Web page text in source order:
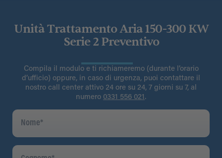
Unità Trattamento Aria 150-300 KW
Serie 2 Preventivo
Compila il modulo e ti richiameremo (durante l’orario
d’ufficio) oppure, in caso di urgenza, puoi contattare il
nostro call center attivo 24 ore su 24, 7 giorni su 7, al
numero 0331 556 021 .
Nome
Cognome